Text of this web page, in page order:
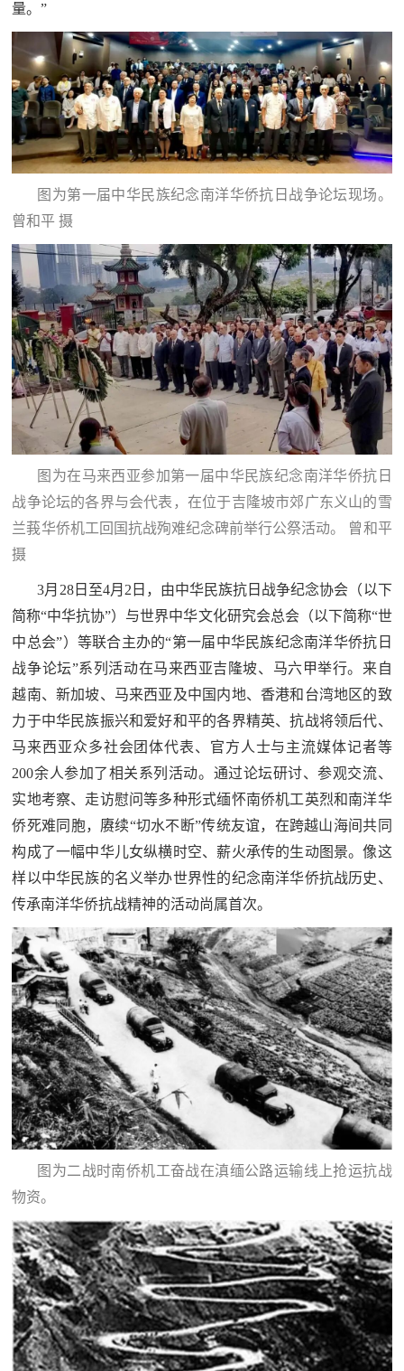
法
规
知
识
国
防
知
全
防
全
民
国
防
子
弟
兵
子
弟
兵
防
员
防
动
员
防
空
防
空
国
防
智
库
国
库
英
雄
模
范
英
雄
范
退
军
人
采
退
役
军
人
风
退
役
军
量。”
图为第一届中华民族纪念南洋华侨抗日战争论坛现场。
曾和平 摄
图为在马来西亚参加第一届中华民族纪念南洋华侨抗日
战争论坛的各界与会代表，在位于吉隆坡市郊广东义山的雪
兰莪华侨机工回国抗战殉难纪念碑前举行公祭活动。 曾和平
摄
3月28日至4月2日，由中华民族抗日战争纪念协会（以下
简称“中华抗协”）与世界中华文化研究会总会（以下简称“世
中总会”）等联合主办的“第一届中华民族纪念南洋华侨抗日
战争论坛”系列活动在马来西亚吉隆坡、马六甲举行。来自
越南、新加坡、马来西亚及中国内地、香港和台湾地区的致
力于中华民族振兴和爱好和平的各界精英、抗战将领后代、
马来西亚众多社会团体代表、官方人士与主流媒体记者等
200余人参加了相关系列活动。通过论坛研讨、参观交流、
实地考察、走访慰问等多种形式缅怀南侨机工英烈和南洋华
侨死难同胞，赓续“切水不断”传统友谊，在跨越山海间共同
构成了一幅中华儿女纵横时空、薪火承传的生动图景。像这
样以中华民族的名义举办世界性的纪念南洋华侨抗战历史、
传承南洋华侨抗战精神的活动尚属首次。
图为二战时南侨机工奋战在滇缅公路运输线上抢运抗战
物资。